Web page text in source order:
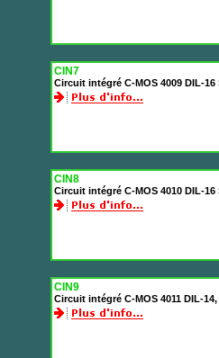
CIN7
Circuit intégré C-MOS 4009 DIL-
CIN8
Circuit intégré C-MOS 4010 DIL-
CIN9
Circuit intégré C-MOS 4011 DIL-